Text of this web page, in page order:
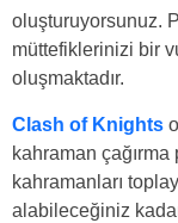
oluşturuyorsunuz.
müttefiklerinizi bir
oluşmaktadır.
Clash of Knights
kahraman çağırma
kahramanları
alabileceğiniz